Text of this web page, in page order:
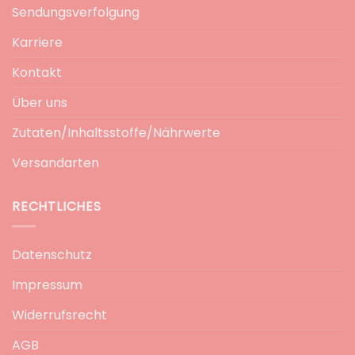
Sendungsverfolgung
Karriere
Kontakt
Über uns
Zutaten/Inhaltsstoffe/Nährwerte
Versandarten
RECHTLICHES
Datenschutz
Impressum
Widerrufsrecht
AGB